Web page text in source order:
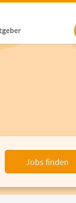
Jobs finden